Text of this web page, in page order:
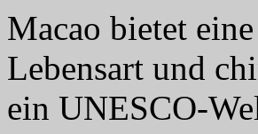
Macao bietet
Lebensart und
ein UNESCO-